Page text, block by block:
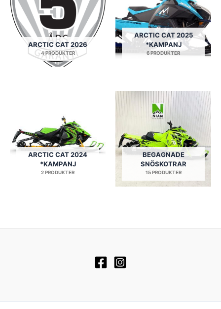
ARCTIC CAT 2026
4 PRODUKTER
ARCTIC CAT 2025
*KAMPANJ
6 PRODUKTER
ARCTIC CAT 2024
*KAMPANJ
2 PRODUKTER
BEGAGNADE
SNÖSKOTRAR
15 PRODUKTER